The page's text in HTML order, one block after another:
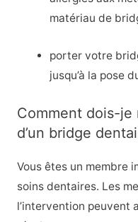
matériau de
porter votre
jusqu’à la pose
Comment dois-je
d’un bridge
Vous êtes un membre
soins dentaires. Les
l’intervention peuvent